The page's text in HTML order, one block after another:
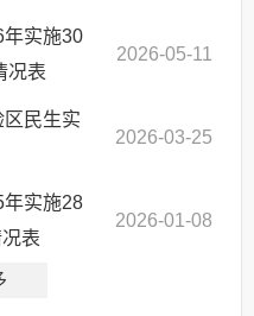
年实施30
况表
2026-05-11
区民生实
2026-03-25
年实施28
表
2026-01-08